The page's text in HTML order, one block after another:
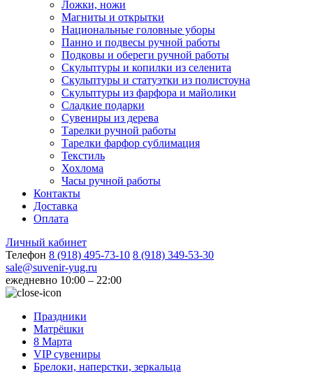
Ложки, ножи
Магниты и открытки
Национальные головные уборы
Панно и подвесы ручной работы
Подковы и обереги ручной работы
Скульптуры и копилки из селенита
Скульптуры и статуэтки из полистоуна
Скульптуры из фарфора и майолики
Сладкие подарки
Сувениры из дерева
Тарелки ручной работы
Тарелки фарфор сублимация
Текстиль
Хохлома
Часы ручной работы
Контакты
Доставка
Оплата
Личный кабинет
Телефон 8 (918) 495-73-10 8 (918) 349-53-30
sale@suvenir-yug.ru
ежедневно 10:00 – 22:00
Праздники
Матрёшки
8 Марта
VIP сувениры
Брелоки, наперстки, зеркальца